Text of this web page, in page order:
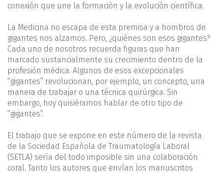
conexión que une la formación y la evolución científica.
La Medicina no escapa de esta premisa y a hombros de
gigantes nos alzamos. Pero, ¿quiénes son esos gigantes?
Cada uno de nosotros recuerda figuras que han
marcado sustancialmente su crecimiento dentro de la
profesión médica. Algunos de esos excepcionales
“gigantes” revolucionan, por ejemplo, un concepto, una
manera de trabajar o una técnica quirúrgica. Sin
embargo, hoy quisiéramos hablar de otro tipo de
“gigantes”.
El trabajo que se expone en este número de la revista
de la Sociedad Española de Traumatología Laboral
(SETLA) sería del todo imposible sin una colaboración
coral. Tanto los autores que envían los manuscritos